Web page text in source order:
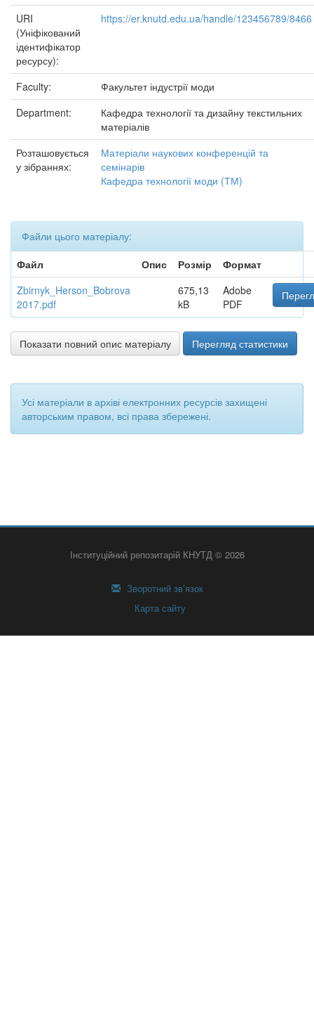
URI
(Уніфікований
ідентифікатор
ресурсу):
https://er.knutd.edu.ua/handle/123456789/8466
Faculty:
Факультет індустрії моди
Department:
Кафедра технології та дизайну текстильних
матеріалів
Розташовується
у зібраннях:
Матеріали наукових конференцій та
семінарів
Кафедра технології моди (ТМ)
Файли цього матеріалу:
Файл
Опис Розмір
Формат
Zbirnyk_Herson_Bobrova
2017.pdf
675,13
kB
Adobe
PDF
Показати повний опис матеріалу Перегляд статистики
Усі матеріали в архіві електронних ресурсів захищені
авторським правом, всі права збережені.
Інституційний репозитарій КНУТД © 2026
Зворотний зв’язок
Карта сайту